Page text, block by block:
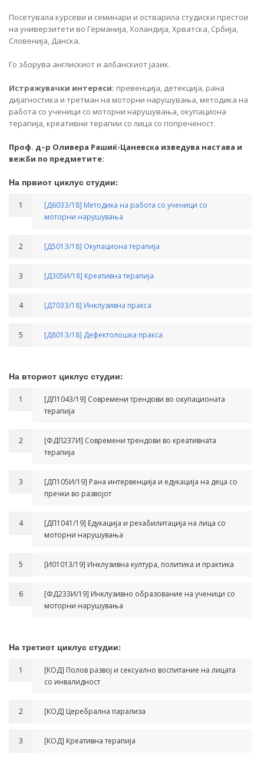
Посетувала курсеви и семинари и остварила студиски престои
на универзитети во Германија, Холандија, Хрватска, Србија,
Словенија, Данска.
Го зборува англискиот и албанскиот јазик.
Истражувачки интереси: превенција, детекција, рана
дијагностика и третман на моторни нарушувања, методика на
работа со ученици со моторни нарушувања, окупациона
терапија, креативни терапии со лица со попреченост.
Проф. д–р Оливера Рашиќ-Цаневска изведува настава и
вежби по предметите:
На првиот циклус студии:
1
[Д603З/18] Методика на работа со ученици со
моторни нарушувања
2 [Д501З/18] Окупациона терапија
3 [Д305И/18] Креативна терапија
4 [Д703З/18] Инклузивна пракса
5 [Д801З/18] Дефектолошка пракса
На вториот циклус студии:
1
[ДП1043/19] Современи трендови во окупационата
терапија
2
[ФДП237И] Современи трендови во креативната
терапија
3
[ДП105И/19] Рана интервенција и едукација на деца со
пречки во развојот
4
[ДП1041/19] Едукација и рехабилитација на лица со
моторни нарушувања
5 [И01013/19] Инклузивна култура, политика и практика
6
[ФД233И/19] Инклузивно образование на ученици со
моторни нарушувања
На третиот циклус студии:
1
[КОД] Полов развој и сексуално воспитание на лицата
со инвалидност
2 [КОД] Церебрална парализа
3 [КОД] Креативна терапија